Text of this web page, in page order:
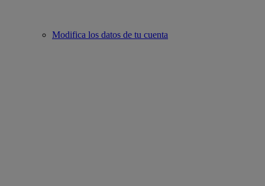
Modifica los datos de tu cuenta